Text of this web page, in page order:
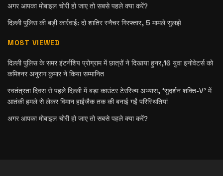
अगर आपका मोबाइल चोरी हो जाए तो सबसे पहले क्या करें?
दिल्ली पुलिस की बड़ी कार्रवाई: दो शातिर स्नैचर गिरफ्तार, 5 मामले सुलझे
MOST VIEWED
दिल्ली पुलिस के समर इंटर्नशिप प्रोग्राम में छात्रों ने दिखाया हुनर,16 युवा इनोवेटर्स को
कमिश्नर अनुराग कुमार ने किया सम्मानित
स्वतंत्रता दिवस से पहले दिल्ली में बड़ा काउंटर टेररिज्म अभ्यास, ‘सुदर्शन शक्ति-V’ में
आतंकी हमले से लेकर विमान हाईजैक तक की बनाई गईं परिस्थितियां
अगर आपका मोबाइल चोरी हो जाए तो सबसे पहले क्या करें?